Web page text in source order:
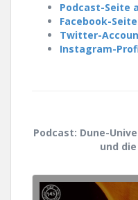
Podcast-Seite
Facebook-
Twitter-
Instagram-
Podcast: Dune-
und